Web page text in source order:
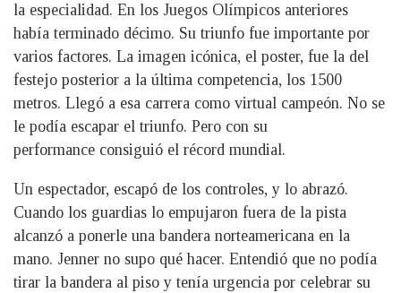
la especialidad. En los Juegos Olímpicos anteriores
había terminado décimo. Su triunfo fue importante por
varios factores. La imagen icónica, el poster, fue la del
festejo posterior a la última competencia, los 1500
metros. Llegó a esa carrera como virtual campeón. No se
le podía escapar el triunfo. Pero con su
performance consiguió el récord mundial.
Un espectador, escapó de los controles, y lo abrazó.
Cuando los guardias lo empujaron fuera de la pista
alcanzó a ponerle una bandera norteamericana en la
mano. Jenner no supo qué hacer. Entendió que no podía
tirar la bandera al piso y tenía urgencia por celebrar su